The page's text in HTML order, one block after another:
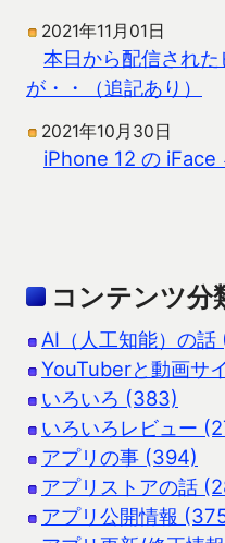
2021年11月01日
本日から配信され
が・・（追記あり）
2021年10月30日
iPhone 12 の iFace
コンテンツ分
AI（人工知能）の話
YouTuberと動画サ
いろいろ (383)
いろいろレビュー
アプリの事 (394)
アプリストアの話
アプリ公開情報